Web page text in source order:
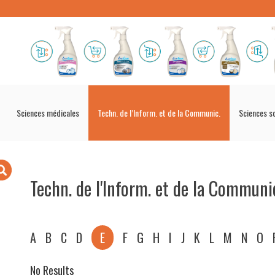
Sciences médicales Techn. de l’Inform. et de la Communic. Sciences
Techn. de l'Inform. et de la
A B C D E F G H I J K L M N O
No Results